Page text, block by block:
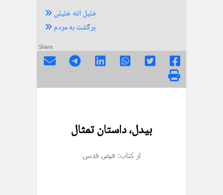
خلیل الله خلیلی
برگشت به مردم
Share
بیدل، داستان تمثال
از کتاب: فیض قدس